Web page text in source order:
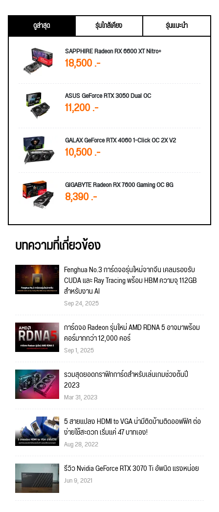
ดูล่าสุด รุ่นใกล้เคียง
รุ่นแนะนำ
SAPPHIRE Radeon RX 6600 XT Nitro+
18,500 .-
ASUS GeForce RTX 3050 Dual OC
11,200 .-
GALAX GeForce RTX 4060 1-Click OC 2X V2
10,500 .-
GIGABYTE Radeon RX 7600 Gaming OC 8G
8,390 .-
บทความที่เกี่ยวข้อง
Fenghua No.3 การ์ดจอรุ่นใหม่จากจีน เคลมรองรับ
CUDA และ Ray Tracing พร้อม HBM ความจุ 112GB
สำหรับงาน AI
Sep 24, 2025
การ์ดจอ Radeon รุ่นใหม่ AMD RDNA 5 อาจมาพร้อม
คอร์มากกว่า 12,000 คอร์
Sep 1, 2025
รวมสุดยอดกราฟิกการ์ดสำหรับเล่นเกมช่วงต้นปี
2023
Mar 31, 2023
5 สายแปลง HDMI to VGA น่ามีติดบ้านติดออฟฟิศ ต่อ
ง่ายใช้สะดวก เริ่มแค่ 47 บาทเอง!
Aug 28, 2022
รีวิว Nvidia GeForce RTX 3070 Ti อัพนิด แรงหน่อย
Jun 9, 2021